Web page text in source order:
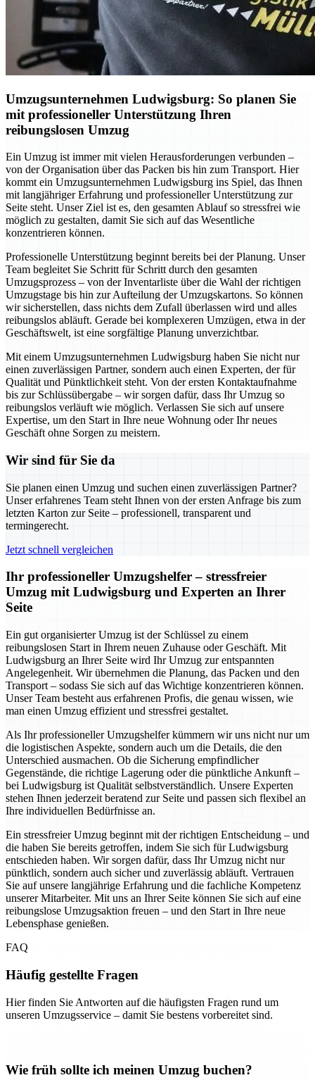
Umzugsunternehmen Ludwigsburg: So planen Sie
mit professioneller Unterstützung Ihren
reibungslosen Umzug
Ein Umzug ist immer mit vielen Herausforderungen verbunden –
von der Organisation über das Packen bis hin zum Transport. Hier
kommt ein Umzugsunternehmen Ludwigsburg ins Spiel, das Ihnen
mit langjähriger Erfahrung und professioneller Unterstützung zur
Seite steht. Unser Ziel ist es, den gesamten Ablauf so stressfrei wie
möglich zu gestalten, damit Sie sich auf das Wesentliche
konzentrieren können.
Professionelle Unterstützung beginnt bereits bei der Planung. Unser
Team begleitet Sie Schritt für Schritt durch den gesamten
Umzugsprozess – von der Inventarliste über die Wahl der richtigen
Umzugstage bis hin zur Aufteilung der Umzugskartons. So können
wir sicherstellen, dass nichts dem Zufall überlassen wird und alles
reibungslos abläuft. Gerade bei komplexeren Umzügen, etwa in der
Geschäftswelt, ist eine sorgfältige Planung unverzichtbar.
Mit einem Umzugsunternehmen Ludwigsburg haben Sie nicht nur
einen zuverlässigen Partner, sondern auch einen Experten, der für
Qualität und Pünktlichkeit steht. Von der ersten Kontaktaufnahme
bis zur Schlüssübergabe – wir sorgen dafür, dass Ihr Umzug so
reibungslos verläuft wie möglich. Verlassen Sie sich auf unsere
Expertise, um den Start in Ihre neue Wohnung oder Ihr neues
Geschäft ohne Sorgen zu meistern.
Wir sind für Sie da
Sie planen einen Umzug und suchen einen zuverlässigen Partner?
Unser erfahrenes Team steht Ihnen von der ersten Anfrage bis zum
letzten Karton zur Seite – professionell, transparent und
termingerecht.
Jetzt schnell vergleichen
Ihr professioneller Umzugshelfer – stressfreier
Umzug mit Ludwigsburg und Experten an Ihrer
Seite
Ein gut organisierter Umzug ist der Schlüssel zu einem
reibungslosen Start in Ihrem neuen Zuhause oder Geschäft. Mit
Ludwigsburg an Ihrer Seite wird Ihr Umzug zur entspannten
Angelegenheit. Wir übernehmen die Planung, das Packen und den
Transport – sodass Sie sich auf das Wichtige konzentrieren können.
Unser Team besteht aus erfahrenen Profis, die genau wissen, wie
man einen Umzug effizient und stressfrei gestaltet.
Als Ihr professioneller Umzugshelfer kümmern wir uns nicht nur um
die logistischen Aspekte, sondern auch um die Details, die den
Unterschied ausmachen. Ob die Sicherung empfindlicher
Gegenstände, die richtige Lagerung oder die pünktliche Ankunft –
bei Ludwigsburg ist Qualität selbstverständlich. Unsere Experten
stehen Ihnen jederzeit beratend zur Seite und passen sich flexibel an
Ihre individuellen Bedürfnisse an.
Ein stressfreier Umzug beginnt mit der richtigen Entscheidung – und
die haben Sie bereits getroffen, indem Sie sich für Ludwigsburg
entschieden haben. Wir sorgen dafür, dass Ihr Umzug nicht nur
pünktlich, sondern auch sicher und zuverlässig abläuft. Vertrauen
Sie auf unsere langjährige Erfahrung und die fachliche Kompetenz
unserer Mitarbeiter. Mit uns an Ihrer Seite können Sie sich auf eine
reibungslose Umzugsaktion freuen – und den Start in Ihre neue
Lebensphase genießen.
FAQ
Häufig gestellte Fragen
Hier finden Sie Antworten auf die häufigsten Fragen rund um
unseren Umzugsservice – damit Sie bestens vorbereitet sind.
Wie früh sollte ich meinen Umzug buchen?